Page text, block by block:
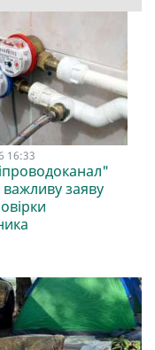
16:33
заяву